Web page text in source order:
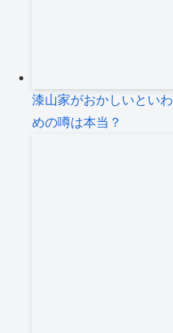
漆山家がおかしいとい
めの噂は本当？